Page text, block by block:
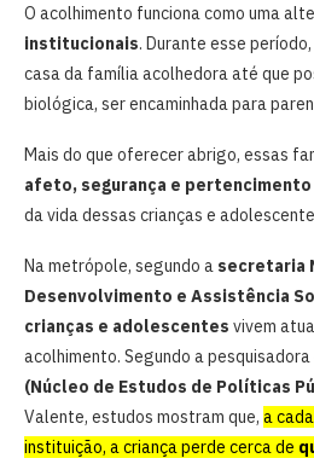
O acolhimento funciona como uma
institucionais. Durante esse
casa da família acolhedora até que
biológica, ser encaminhada para
Mais do que oferecer abrigo, essas
afeto, segurança e pertencimento
da vida dessas crianças e
Na metrópole, segundo a secretaria
Desenvolvimento e Assistência
crianças e adolescentes vivem
acolhimento. Segundo a
(Núcleo de Estudos de Políticas
Valente, estudos mostram que, a
instituição, a criança perde cerca de